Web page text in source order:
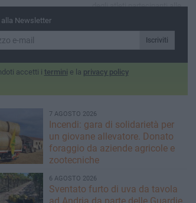
degli atleti partecipanti alle
Scolastiche e dei Giochi
della Gioventù
Newsletter
Iscriviti
accetti i termini e la privacy policy
7 AGOSTO 2026
Incendi: gara di solidarietà per
un giovane allevatore. Donato
foraggio da aziende agricole e
zootecniche
6 AGOSTO 2026
Sventato furto di uva da tavola
ad Andria da parte delle Guardie